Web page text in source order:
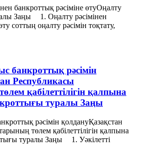
банкроттық рәсіміне өтуОңалту
Заңы 1. Оңалту рәсімінен
соттың оңалту рәсімін тоқтату,
банкроттық рәсімін
Республикасы
қабілеттілігін қалпына
туралы Заңы
рәсімін қолдануҚазақстан
төлем қабілеттілігін қалпына
туралы Заңы 1. Уәкілетті